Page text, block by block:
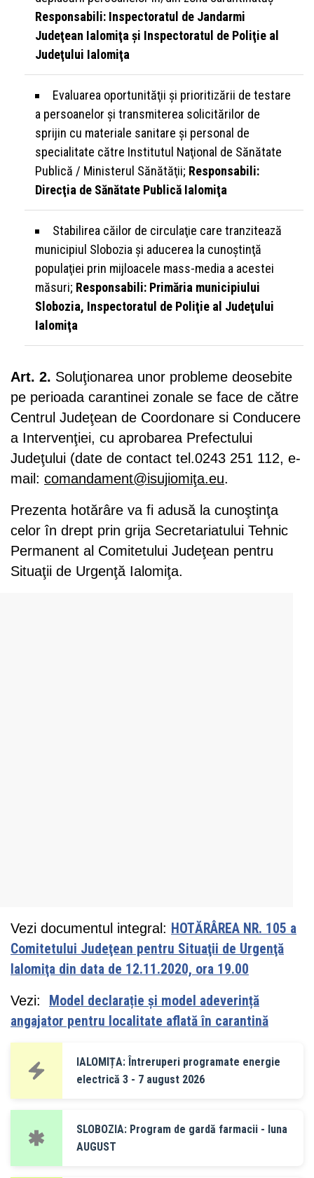
Responsabili: Inspectoratul de Jandarmi
Judeţean Ialomiţa şi Inspectoratul de Poliţie al
Judeţului Ialomiţa
Evaluarea oportunităţii şi prioritizării de testare
a persoanelor şi transmiterea solicitărilor de
sprijin cu materiale sanitare şi personal de
specialitate către Institutul Naţional de Sănătate
Publică / Ministerul Sănătăţii; Responsabili:
Direcţia de Sănătate Publică Ialomiţa
Stabilirea căilor de circulaţie care tranzitează
municipiul Slobozia şi aducerea la cunoştinţă
populaţiei prin mijloacele mass-media a acestei
măsuri; Responsabili: Primăria municipiului
Slobozia, Inspectoratul de Poliţie al Judeţului
Ialomiţa
Art. 2. Soluţionarea unor probleme deosebite
pe perioada carantinei zonale se face de către
Centrul Judeţean de Coordonare si Conducere
a Intervenţiei, cu aprobarea Prefectului
Judeţului (date de contact tel.0243 251 112, e-
mail: comandament@isujiomiţa.eu.
Prezenta hotărâre va fi adusă la cunoştinţa
celor în drept prin grija Secretariatului Tehnic
Permanent al Comitetului Judeţean pentru
Situaţii de Urgenţă Ialomiţa.
Vezi documentul integral: HOTĂRÂREA NR. 105 a
Comitetului Judeţean pentru Situaţii de Urgenţă
Ialomiţa din data de 12.11.2020, ora 19.00
Vezi:
Model declarație și model adeverință
angajator pentru localitate aflată în carantină
IALOMIȚA: Întreruperi programate energie
electrică 3 - 7 august 2026
SLOBOZIA: Program de gardă farmacii - luna
AUGUST